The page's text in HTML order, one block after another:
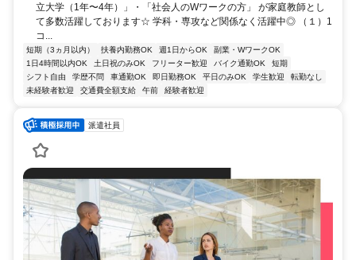
立大学（1年〜4年）」・「社会人のWワークの方」 が家庭教師とし
て多数活躍しております☆ 学科・専攻など関係なく活躍中◎ （１）1
コ...
短期（3ヵ月以内） 扶養内勤務OK 週1日からOK
副業・WワークOK
1日4時間以内OK
土日祝のみOK フリーター歓迎 バイク通勤OK
短期
シフト自由
学歴不問 車通勤OK 即日勤務OK 平日のみOK 学生歓迎
転勤なし
未経験者歓迎
交通費全額支給 午前 経験者歓迎
派遣社員